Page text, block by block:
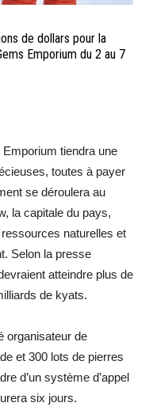
de dollars pour la
Emporium du 2 au 7
tiendra une
toutes à payer
se déroulera au
la capitale du pays,
naturelles et
Selon la presse
atteindre plus de
de kyats.
organisateur de
et 300 lots de pierres
d’un système d’appel
six jours.